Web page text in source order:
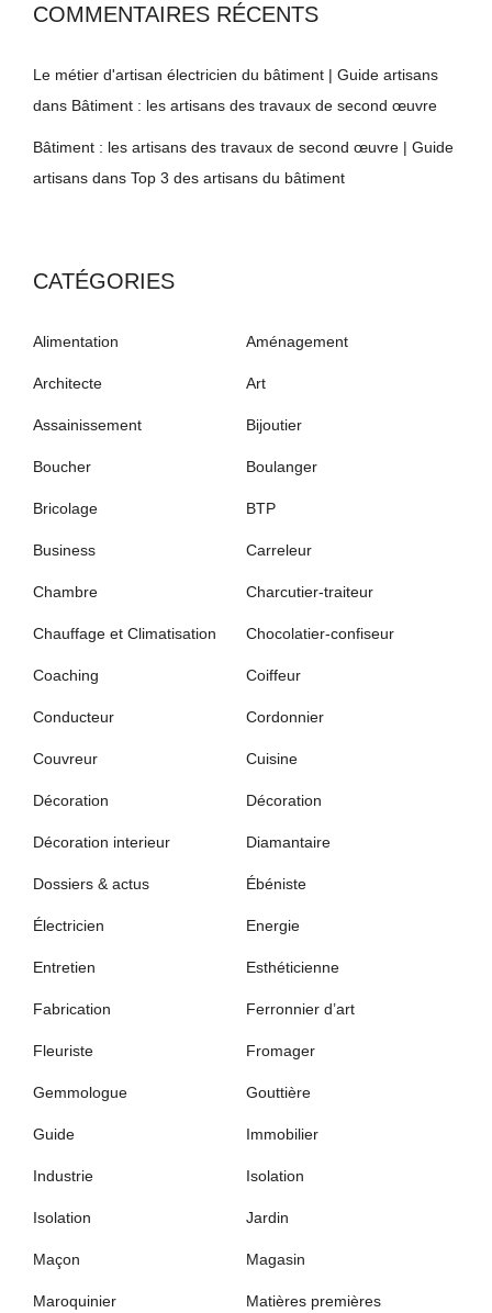
COMMENTAIRES RÉCENTS
Le métier d'artisan électricien du bâtiment | Guide artisans
dans Bâtiment : les artisans des travaux de second œuvre
Bâtiment : les artisans des travaux de second œuvre | Guide
artisans dans Top 3 des artisans du bâtiment
CATÉGORIES
Alimentation Aménagement
Architecte Art
Assainissement Bijoutier
Boucher Boulanger
Bricolage BTP
Business Carreleur
Chambre Charcutier-traiteur
Chauffage et Climatisation Chocolatier-confiseur
Coaching Coiffeur
Conducteur Cordonnier
Couvreur Cuisine
Décoration Décoration
Décoration interieur Diamantaire
Dossiers & actus Ébéniste
Électricien Energie
Entretien Esthéticienne
Fabrication Ferronnier d’art
Fleuriste Fromager
Gemmologue Gouttière
Guide Immobilier
Industrie Isolation
Isolation Jardin
Maçon Magasin
Maroquinier Matières premières